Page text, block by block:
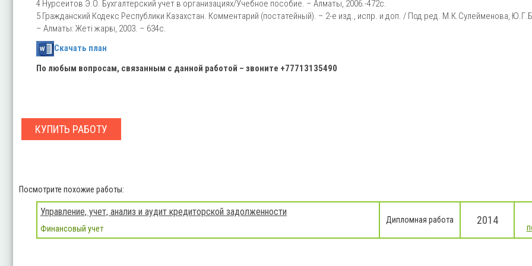
4 Нурсеитов Э.О. Бухгалтерский учет в организациях/Учебное пособие. – Алматы, 2006.-472с.
5 Гражданский Кодекс Республики Казахстан. Комментарий (постатейный). – 2-е изд., испр. и доп. / Под ред. М.К.Сулейменова,
– Алматы: Жеті жарғы, 2003. – 634с.
Скачать план
По любым вопросам, связанным с данной работой – звоните +77713135490
КУПИТЬ РАБОТУ
Посмотрите похожие работы:
Управление, учет, анализ и аудит кредиторской задолженности
Финансовый учет
Дипломная работа 2014